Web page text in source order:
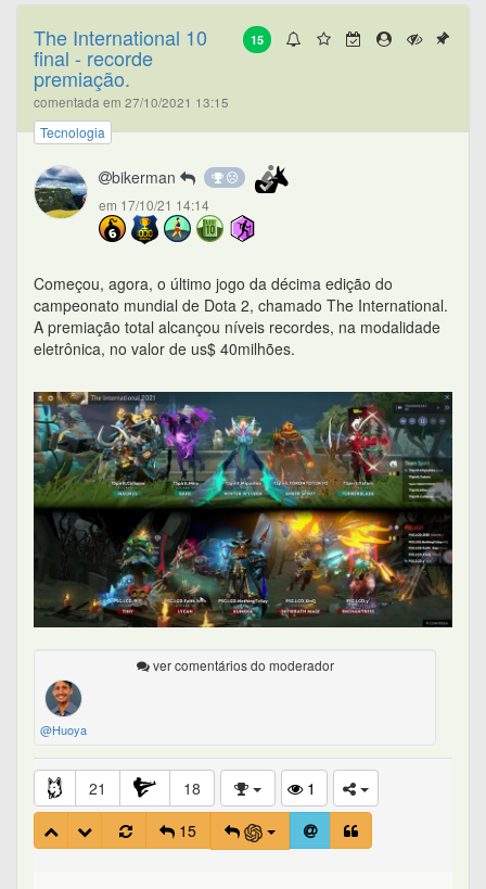
15
The International 10
final - recorde
premiação.
comentada em 27/10/2021 13:15
Tecnologia
bikerman
em 17/10/21 14:14
Começou, agora, o último jogo da décima edição do
campeonato mundial de Dota 2, chamado The International.
A premiação total alcançou níveis recordes, na modalidade
eletrônica, no valor de us$ 40milhões.
ver comentários do moderador
@Huoya
21 18
1
15